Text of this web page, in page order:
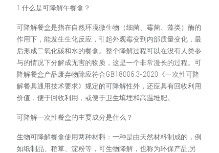
1.什么是可降解午餐盒？
可降解餐盒是指在自然环境微生物（细菌、霉菌、藻类）酶的
作用下，能发生生化反应，引起外观霉变到内部质量变化，最
后形成二氧化碳和水的餐盒。整个降解过程可以在没有人类参
与的情况下分解成无害的物质，这是一个非常漫长的过程。可
降解餐盒产品废弃物除应符合GB18006.3-2020《一次性可降
解餐具通用技术要求》规定的可降解性外，还应具有回收利用
价值，便于回收利用，或便于卫生填埋和高温堆肥。.
可降解一次性餐盒的主要成分是什么？
生物可降解餐盒使用两种材料：一种是由天然材料制成的，例
如纸制品、稻草、淀粉等，可生物降解，也称为环保产品;另